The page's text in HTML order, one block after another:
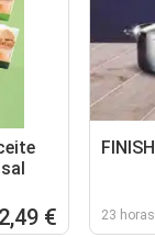
2,49 € 23 horas